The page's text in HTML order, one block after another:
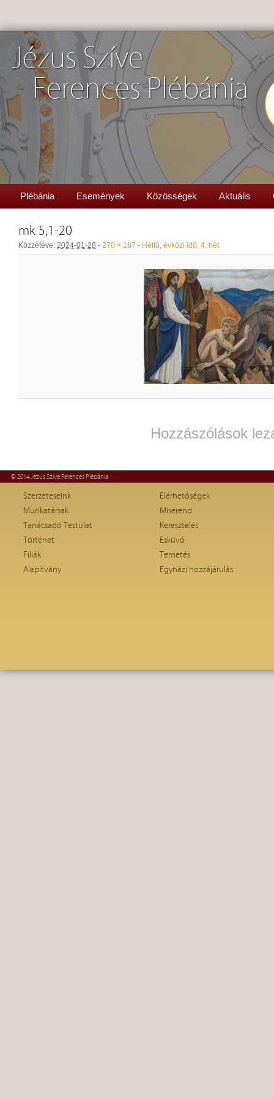
Jézus Szíve
Ferences Plébánia
Plébánia Események Közösségek Aktuális
mk 5,1-20
Közzétéve: 2024-01-28 - 270 × 187 - Hétfő, évközi idő, 4. hét
Hozzászólások
© 2014 Jézus Szíve Ferences Plébánia
Szerzeteseink
Munkatársak
Tanácsadó Testület
Történet
Fíliák
Alapítvány
Elérhetőségek
Miserend
Keresztelés
Esküvő
Temetés
Egyházi hozzájárulás